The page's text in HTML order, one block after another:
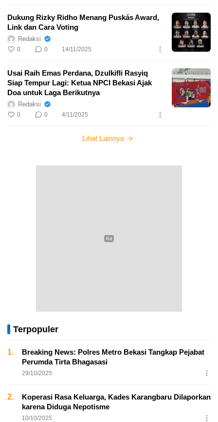
Dukung Rizky Ridho Menang Puskás Award,
Link dan Cara Voting
Redaksi
0 0 14/11/2025
Usai Raih Emas Perdana, Dzulkifli Rasyiq
Siap Tempur Lagi: Ketua NPCI Bekasi Ajak
Doa untuk Laga Berikutnya
Redaksi
0 0 4/11/2025
Lihat Lainnya
Terpopuler
1.
Breaking News: Polres Metro Bekasi Tangkap Pejabat
Perumda Tirta Bhagasasi
29/10/2025
2.
Koperasi Rasa Keluarga, Kades Karangbaru Dilaporkan
karena Diduga Nepotisme
10/10/2025